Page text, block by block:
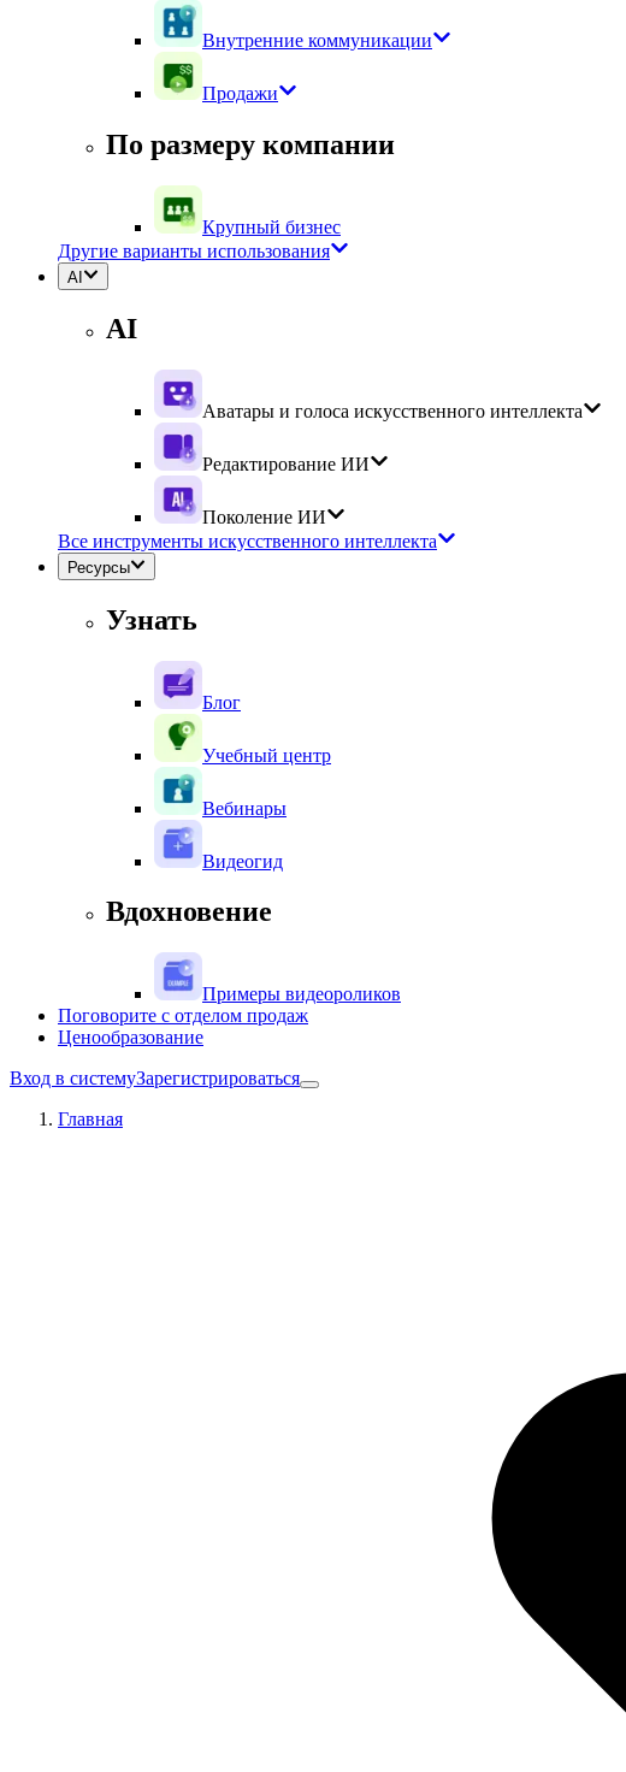
Внутренние коммуникации
Продажи
По размеру компании
Крупный бизнес
Другие варианты использования
AI
AI
Аватары и голоса искусственного интеллекта
Редактирование ИИ
Поколение ИИ
Все инструменты искусственного интеллекта
Ресурсы
Узнать
Блог
Учебный центр
Вебинары
Видеогид
Вдохновение
Примеры видеороликов
Поговорите с отделом продаж
Ценообразование
Вход в системуЗарегистрироваться
Главная